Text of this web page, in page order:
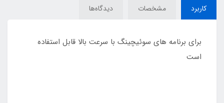
کاربرد مشخصات دیدگاه‌ها
برای برنامه های سوئیچینگ با سرعت بالا قابل استفاده
است